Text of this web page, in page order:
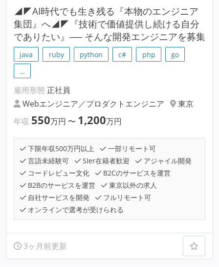
◢◤AI時代でも生き残る『本物のエンジニア
集団』へ◢◤『技術で価値提供し続ける自分
でありたい』── そんな開発エンジニアを募集
java ruby python c# php
go
…
雇用形態 正社員
Webエンジニア／プロダクトエンジニア
東京
年収 550万円 〜 1,200万円
下限年収500万円以上
一部リモート可
言語未経験可
SIer在籍者歓迎
アジャイル開発
コードレビュー文化
B2Cのサービスを運営
B2Bのサービスを運営
東京以外の求人
自社サービスを開発
フルリモート可
オンラインで選考が受けられる
3ヶ月前更新